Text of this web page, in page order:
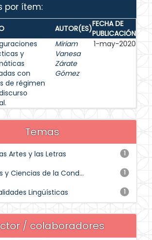
por ítem:
AUTOR(ES)FECHA DE
PUBLICACIÓN
y
con
de régimen
Miriam
Vanesa
Zárate
Gómez
1-may-2020
Temas
1
Artes y las Letras
1
y Ciencias de la Cond...
1
Lingüísticas
/ colaboradores